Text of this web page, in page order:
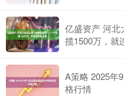
亿盛资产 河北
揽1500万，就
A策略 2025年
格行情